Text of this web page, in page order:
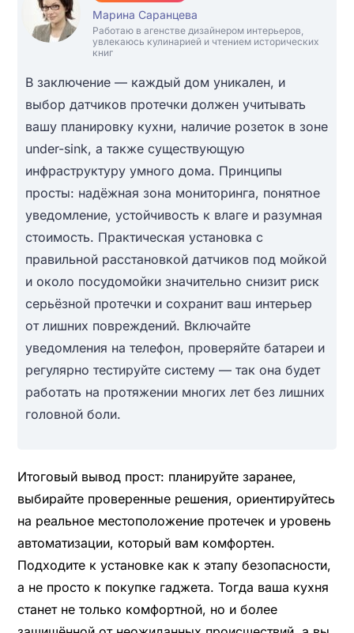
Марина Саранцева
Работаю в агенстве дизайнером интерьеров,
увлекаюсь кулинарией и чтением исторических
книг
В заключение — каждый дом уникален, и
выбор датчиков протечки должен учитывать
вашу планировку кухни, наличие розеток в зоне
under-sink, а также существующую
инфраструктуру умного дома. Принципы
просты: надёжная зона мониторинга, понятное
уведомление, устойчивость к влаге и разумная
стоимость. Практическая установка с
правильной расстановкой датчиков под мойкой
и около посудомойки значительно снизит риск
серьёзной протечки и сохранит ваш интерьер
от лишних повреждений. Включайте
уведомления на телефон, проверяйте батареи и
регулярно тестируйте систему — так она будет
работать на протяжении многих лет без лишних
головной боли.
Итоговый вывод прост: планируйте заранее,
выбирайте проверенные решения, ориентируйтесь
на реальное местоположение протечек и уровень
автоматизации, который вам комфортен.
Подходите к установке как к этапу безопасности,
а не просто к покупке гаджета. Тогда ваша кухня
станет не только комфортной, но и более